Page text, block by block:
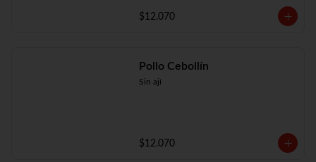
$12.070
Pollo Cebollín
Sin ají
$12.070